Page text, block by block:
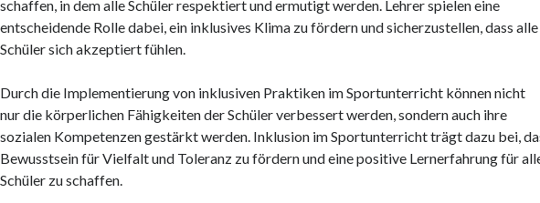
schaffen, in dem alle Schüler respektiert und ermutigt werden. Lehrer spielen eine
entscheidende Rolle dabei, ein inklusives Klima zu fördern und sicherzustellen, dass alle
Schüler sich akzeptiert fühlen.
Durch die Implementierung von inklusiven Praktiken im Sportunterricht können nicht
nur die körperlichen Fähigkeiten der Schüler verbessert werden, sondern auch ihre
sozialen Kompetenzen gestärkt werden. Inklusion im Sportunterricht trägt dazu bei,
Bewusstsein für Vielfalt und Toleranz zu fördern und eine positive Lernerfahrung für
Schüler zu schaffen.